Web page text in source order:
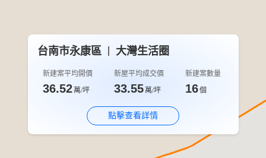
28~34萬/坪 光這裏
4880萬/戶 築理想3
台南市永康區 大灣生活圈
新建案平均開價
36.52萬/坪
新屋平均成交價
33.55萬/坪
新建案數量
16個
點擊查看詳情